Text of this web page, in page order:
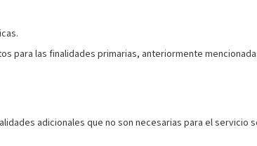
las finalidades primarias, anteriormente
adicionales que no son necesarias para el servicio